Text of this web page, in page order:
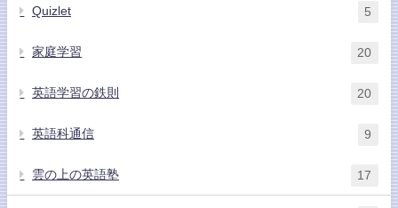
Quizlet 5
家庭学習 20
英語学習の鉄則 20
英語科通信 9
雲の上の英語塾 17